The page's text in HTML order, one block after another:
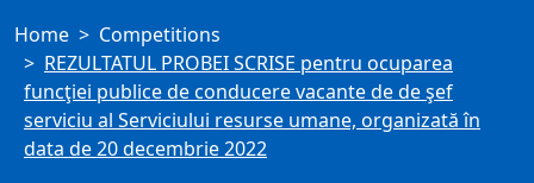
Home
Competitions
REZULTATUL PROBEI SCRISE pentru ocuparea
funcţiei publice de conducere vacante de de şef
serviciu al Serviciului resurse umane, organizată în
data de 20 decembrie 2022